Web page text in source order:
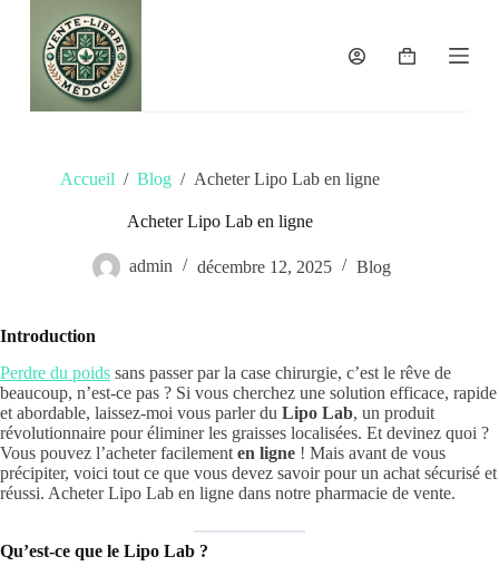
Panier
Accueil / Blog / Acheter Lipo Lab en ligne
Acheter Lipo Lab en ligne
admin décembre 12, 2025 Blog
Introduction
Perdre du poids sans passer par la case chirurgie, c’est le rêve de
beaucoup, n’est-ce pas ? Si vous cherchez une solution efficace, rapide
et abordable, laissez-moi vous parler du Lipo Lab, un produit
révolutionnaire pour éliminer les graisses localisées. Et devinez quoi ?
Vous pouvez l’acheter facilement en ligne ! Mais avant de vous
précipiter, voici tout ce que vous devez savoir pour un achat sécurisé et
réussi. Acheter Lipo Lab en ligne dans notre pharmacie de vente.
Qu’est-ce que le Lipo Lab ?